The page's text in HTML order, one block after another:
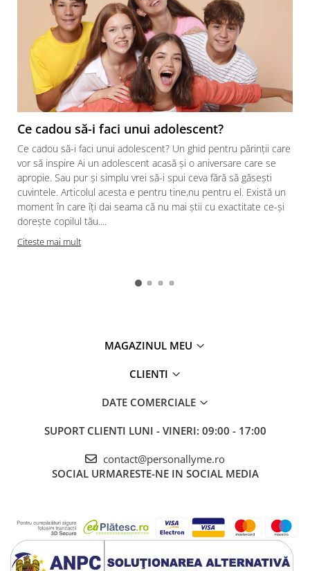
Ce cadou să-i faci unui adolescent?
Ce cadou să-i faci unui adolescent? Un ghid pentru părinții care
vor să inspire Ai un adolescent acasă și o aniversare care se
apropie. Sau pur și simplu vrei să-i spui ceva fără să găsești
cuvintele. Articolul acesta e pentru tine,nu pentru el. Există un
moment în care îți dai seama că nu mai știi cu exactitate ce-și
dorește copilul tău....
Citeste mai mult
MAGAZINUL MEU
CLIENTI
DATE COMERCIALE
SUPORT CLIENTI LUNI - VINERI: 09:00 - 17:00
contact@personallyme.ro
SOCIAL URMARESTE-NE IN SOCIAL MEDIA